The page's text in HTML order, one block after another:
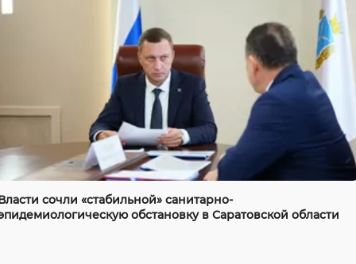
сочли «стабильной» санитарно-
обстановку в Саратовской области